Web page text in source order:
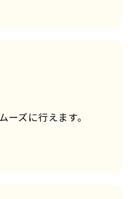
ズに行えます。